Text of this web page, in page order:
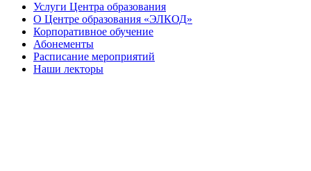
Услуги Центра образования
О Центре образования «ЭЛКОД»
Корпоративное обучение
Абонементы
Расписание мероприятий
Наши лекторы